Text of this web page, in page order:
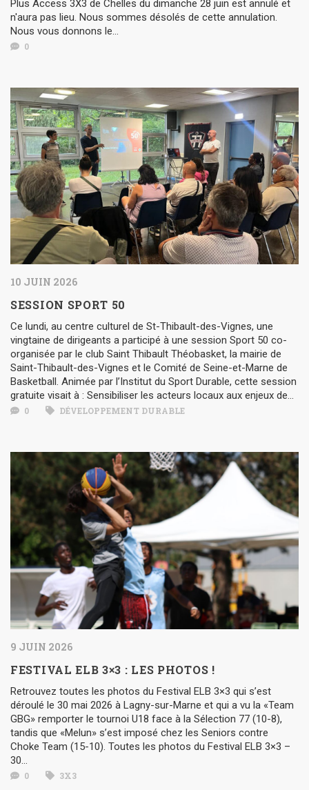
Plus Access 3X3 de Chelles du dimanche 28 juin est annulé et
n'aura pas lieu. Nous sommes désolés de cette annulation.
Nous vous donnons le...
0
10 JUIN 2026
SESSION SPORT 50
Ce lundi, au centre culturel de St-Thibault-des-Vignes, une
vingtaine de dirigeants a participé à une session Sport 50 co-
organisée par le club Saint Thibault Théobasket, la mairie de
Saint-Thibault-des-Vignes et le Comité de Seine-et-Marne de
Basketball. Animée par l’Institut du Sport Durable, cette session
gratuite visait à : Sensibiliser les acteurs locaux aux enjeux de...
0 DÉVELOPPEMENT DURABLE
9 JUIN 2026
FESTIVAL ELB 3×3 : LES PHOTOS !
Retrouvez toutes les photos du Festival ELB 3×3 qui s’est
déroulé le 30 mai 2026 à Lagny-sur-Marne et qui a vu la «Team
GBG» remporter le tournoi U18 face à la Sélection 77 (10-8),
tandis que «Melun» s’est imposé chez les Seniors contre
Choke Team (15-10). Toutes les photos du Festival ELB 3×3 –
30...
0 3X3